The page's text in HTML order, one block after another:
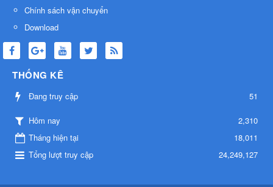
Chính sách vận chuyển
Download
THỐNG KÊ
Đang truy cập 51
Hôm nay
2,310
Tháng hiện tại
18,011
Tổng lượt truy cập
24,249,127